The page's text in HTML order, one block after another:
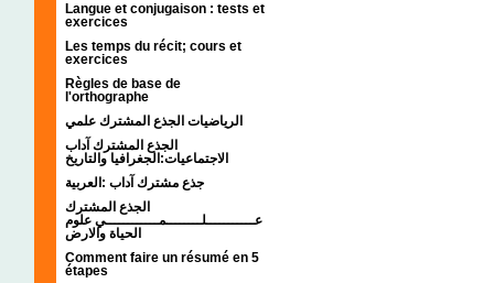
Langue et conjugaison : tests et
exercices
Les temps du récit; cours et
exercices
Règles de base de
l'orthographe
الرياضيات الجذع المشترك علمي
الجذع المشترك آداب
الاجتماعيات:الجغرافيا والتاريخ
جذع مشترك آداب :العربية
الجذع المشترك
عـــــــــــلــــــــمــــــــــــي علوم
الحياة والارض
Comment faire un résumé en 5
étapes